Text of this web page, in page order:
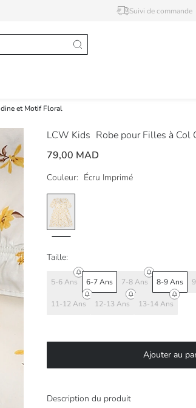
Suivi de commande
et Motif Floral
LCW Kids Robe pour Filles à
79,00 MAD
Couleur: Écru Imprimé
Taille:
5-6 Ans 6-7 Ans 7-8 Ans 8-9 Ans
11-12 Ans 12-13 Ans 13-14 Ans
Ajouter au
Description du produit